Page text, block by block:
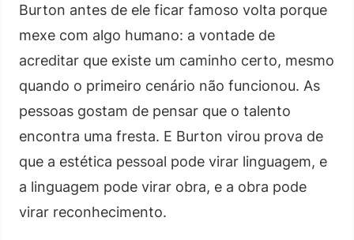
Burton antes de ele ficar famoso volta porque
mexe com algo humano: a vontade de
acreditar que existe um caminho certo, mesmo
quando o primeiro cenário não funcionou. As
pessoas gostam de pensar que o talento
encontra uma fresta. E Burton virou prova de
que a estética pessoal pode virar linguagem, e
a linguagem pode virar obra, e a obra pode
virar reconhecimento.